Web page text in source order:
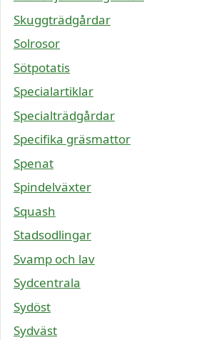
Skuggträdgårdar
Solrosor
Sötpotatis
Specialartiklar
Specialträdgårdar
Specifika gräsmattor
Spenat
Spindelväxter
Squash
Stadsodlingar
Svamp och lav
Sydcentrala
Sydöst
Sydväst